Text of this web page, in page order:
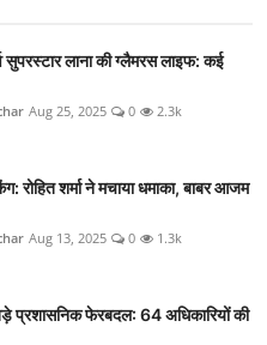
सुपरस्टार लाना की ग्लैमरस लाइफ: कई
Aug 25, 2025 0 2.3k
रोहित शर्मा ने मचाया धमाका, बाबर आजम
Aug 13, 2025 0 1.3k
प्रशासनिक फेरबदल: 64 अधिकारियों की